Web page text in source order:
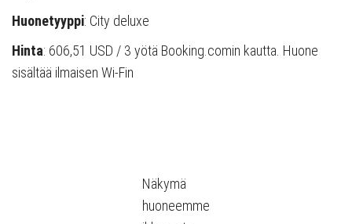
Huonetyyppi: City deluxe
Hinta: 606,51 USD / 3 yötä Booking.comin kautta. Huone
sisältää ilmaisen Wi-Fin
Näkymä
huoneemme